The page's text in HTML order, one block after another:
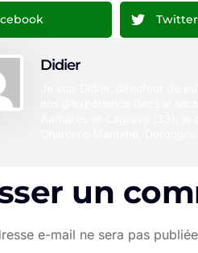
Twitter
Didier
un
e-mail ne sera pas